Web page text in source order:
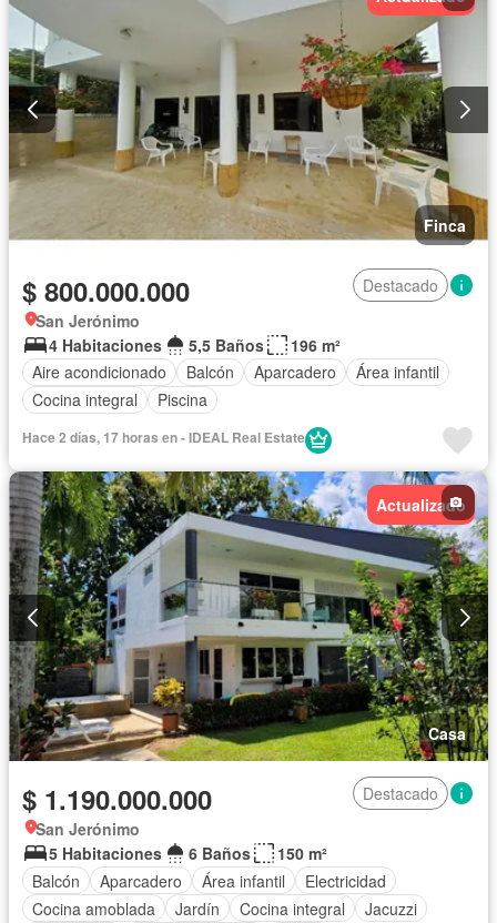
Finca
$ 800.000.000
Destacado
San Jerónimo
4 Habitaciones
5,5 Baños
196 m²
Aire acondicionado
Balcón Aparcadero
Área infantil
Cocina integral
Piscina
Hace 2 días, 17 horas en - IDEAL Real Estate
Actualizado
Casa
$ 1.190.000.000
Destacado
San Jerónimo
5 Habitaciones
6 Baños
150 m²
Balcón
Aparcadero Área infantil
Electricidad
Cocina amoblada
Jardín Cocina integral
Jacuzzi